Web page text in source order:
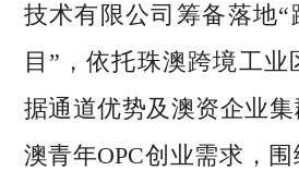
技术有限公司筹备落地“
目”，依托珠澳跨境工业
据通道优势及澳资企业
澳青年OPC创业需求，